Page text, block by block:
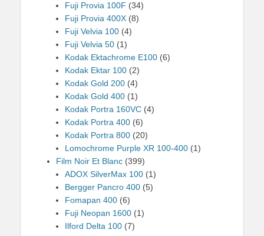
Fuji Provia 100F (34)
Fuji Provia 400X (8)
Fuji Velvia 100 (4)
Fuji Velvia 50 (1)
Kodak Ektachrome E100 (6)
Kodak Ektar 100 (2)
Kodak Gold 200 (4)
Kodak Gold 400 (1)
Kodak Portra 160VC (4)
Kodak Portra 400 (6)
Kodak Portra 800 (20)
Lomochrome Purple XR 100-400 (1)
Film Noir Et Blanc (399)
ADOX SilverMax 100 (1)
Bergger Pancro 400 (5)
Fomapan 400 (6)
Fuji Neopan 1600 (1)
Ilford Delta 100 (7)